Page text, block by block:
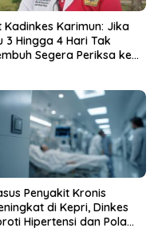
Kadinkes Karimun: Jika
3 Hingga 4 Hari Tak
Segera Periksa ke
Penyakit Kronis
di Kepri, Dinkes
Hipertensi dan Pola